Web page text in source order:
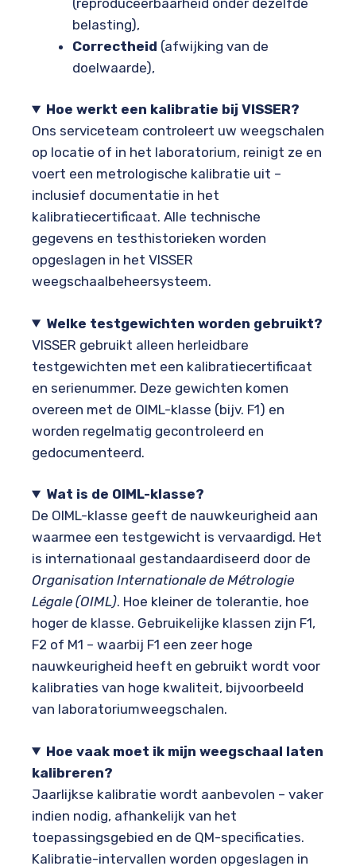
belasting),
Correctheid (afwijking van de
doelwaarde),
Hoe werkt een kalibratie bij VISSER?
Ons serviceteam controleert uw weegschalen
op locatie of in het laboratorium, reinigt ze en
voert een metrologische kalibratie uit –
inclusief documentatie in het
kalibratiecertificaat. Alle technische
gegevens en testhistorieken worden
opgeslagen in het VISSER
weegschaalbeheersysteem.
Welke testgewichten worden gebruikt?
VISSER gebruikt alleen herleidbare
testgewichten met een kalibratiecertificaat
en serienummer. Deze gewichten komen
overeen met de OIML-klasse (bijv. F1) en
worden regelmatig gecontroleerd en
gedocumenteerd.
Wat is de OIML-klasse?
De OIML-klasse geeft de nauwkeurigheid aan
waarmee een testgewicht is vervaardigd. Het
is internationaal gestandaardiseerd door de
Organisation Internationale de Métrologie
Légale (OIML). Hoe kleiner de tolerantie, hoe
hoger de klasse. Gebruikelijke klassen zijn F1,
F2 of M1 – waarbij F1 een zeer hoge
nauwkeurigheid heeft en gebruikt wordt voor
kalibraties van hoge kwaliteit, bijvoorbeeld
van laboratoriumweegschalen.
Hoe vaak moet ik mijn weegschaal laten
kalibreren?
Jaarlijkse kalibratie wordt aanbevolen – vaker
indien nodig, afhankelijk van het
toepassingsgebied en de QM-specificaties.
Kalibratie-intervallen worden opgeslagen in